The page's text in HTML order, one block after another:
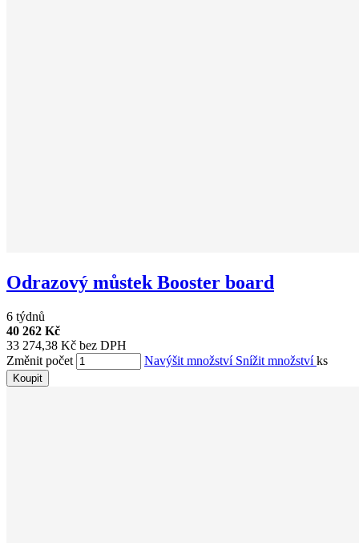
Odrazový můstek Booster board
6 týdnů
40 262 Kč
33 274,38 Kč bez DPH
Změnit počet
Navýšit množství Snížit množstvíks
Koupit